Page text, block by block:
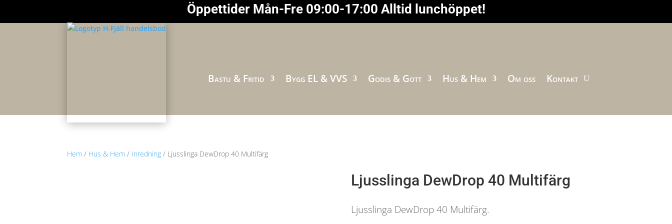
Öppettider Mån-Fre 09:00-17:00 Alltid lunchöppet!
Bastu & Fritid Bygg EL & VVS Godis & Gott Hus & Hem Om oss Kontakt
Hem / Hus & Hem / Inredning / Ljusslinga DewDrop 40 Multifärg
Ljusslinga DewDrop 40 Multifärg
Ljusslinga DewDrop 40 Multifärg.